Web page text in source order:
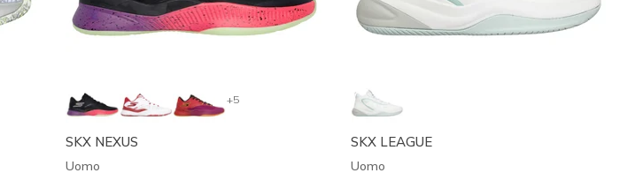
+5
SKX NEXUS
Uomo
SKX LEAGUE
Uomo